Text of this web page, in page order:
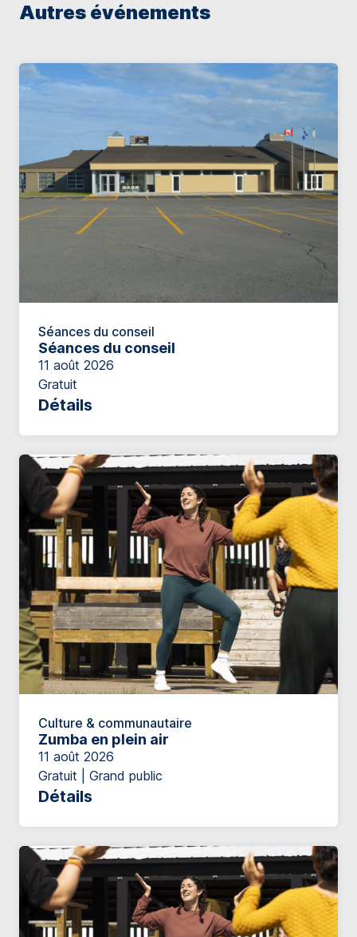
Autres événements
Séances du conseil
Séances du conseil
11 août 2026
Gratuit
Détails
Culture & communautaire
Zumba en plein air
11 août 2026
Gratuit | Grand public
Détails